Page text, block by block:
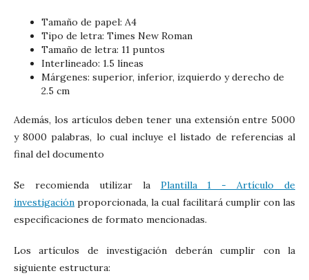
Tamaño de papel: A4
Tipo de letra: Times New Roman
Tamaño de letra: 11 puntos
Interlineado: 1.5 líneas
Márgenes: superior, inferior, izquierdo y derecho de
2.5 cm
Además, los artículos deben tener una extensión entre 5000
y 8000 palabras, lo cual incluye el listado de referencias al
final del documento
Se recomienda utilizar la Plantilla 1 - Artículo de
investigación proporcionada, la cual facilitará cumplir con las
especificaciones de formato mencionadas.
Los artículos de investigación deberán cumplir con la
siguiente estructura: